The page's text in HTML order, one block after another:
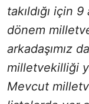
takıldığı için
dönem
arkadaşımız
milletvekilliği
Mevcut